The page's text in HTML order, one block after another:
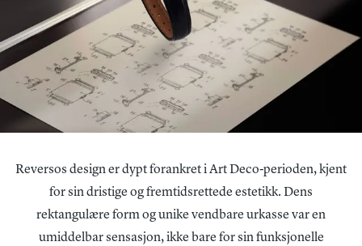
Reversos design er dypt forankret i Art Deco-perioden, kjent
for sin dristige og fremtidsrettede estetikk. Dens
rektangulære form og unike vendbare urkasse var en
umiddelbar sensasjon, ikke bare for sin funksjonelle